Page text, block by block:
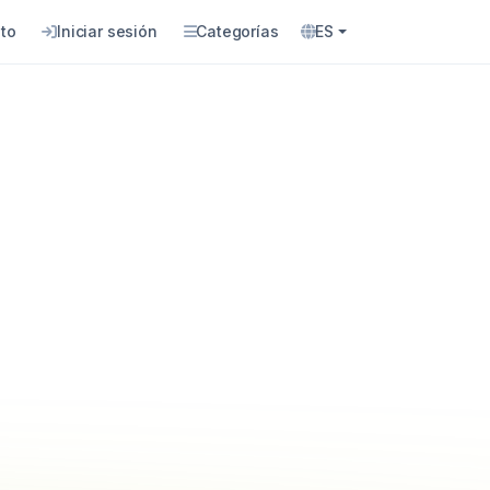
Iniciar sesión Categorías ES